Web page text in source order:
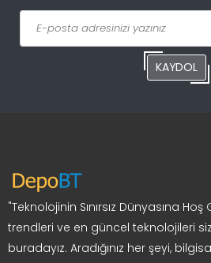
KAYDOL
"Teknolojinin Sınırsız Dünyasına
trendleri ve en güncel teknolojileri
buradayız. Aradığınız her şeyi,